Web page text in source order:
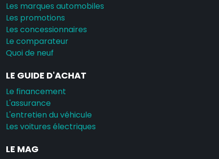
Les marques automobiles
Les promotions
Les concessionnaires
Le comparateur
Quoi de neuf
LE GUIDE D'ACHAT
Le financement
L'assurance
L'entretien du véhicule
Les voitures électriques
LE MAG